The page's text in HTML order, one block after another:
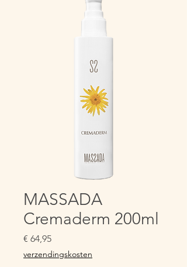
MASSADA
Cremaderm 200ml
€ 64,95Prijs
verzendingskosten